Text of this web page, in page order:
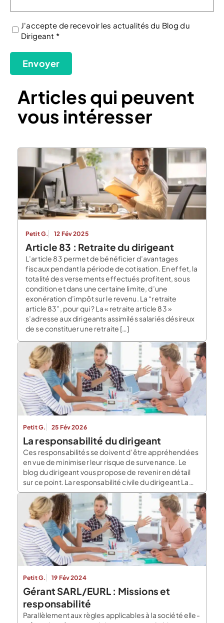
(Nécessaire)
J'accepte de recevoir les actualités du Blog du
Dirigeant *
Envoyer
Articles qui peuvent
vous intéresser
Petit G. 12 Fév 2025
Article 83 : Retraite du dirigeant
L’article 83 permet de bénéficier d’avantages
fiscaux pendant la période de cotisation. En effet, la
totalité des versements effectués profitent, sous
condition et dans une certaine limite, d’une
exonération d’impôt sur le revenu. La “retraite
article 83”, pour qui ? La « retraite article 83 »
s’adresse aux dirigeants assimilés salariés désireux
de se constituer une retraite […]
Petit G. 25 Fév 2026
La responsabilité du dirigeant
Ces responsabilités se doivent d’être appréhendées
en vue de minimiser leur risque de survenance. Le
blog du dirigeant vous propose de revenir en détail
sur ce point. La responsabilité civile du dirigeant La
responsabilité civile du dirigeant peut être engagée
lorsque ce dernier commet une faute conduisant à la
survenance d’un préjudice. Précisons que les […]
Petit G. 19 Fév 2024
Gérant SARL/EURL : Missions et
responsabilité
Parallèlement aux règles applicables à la société elle-